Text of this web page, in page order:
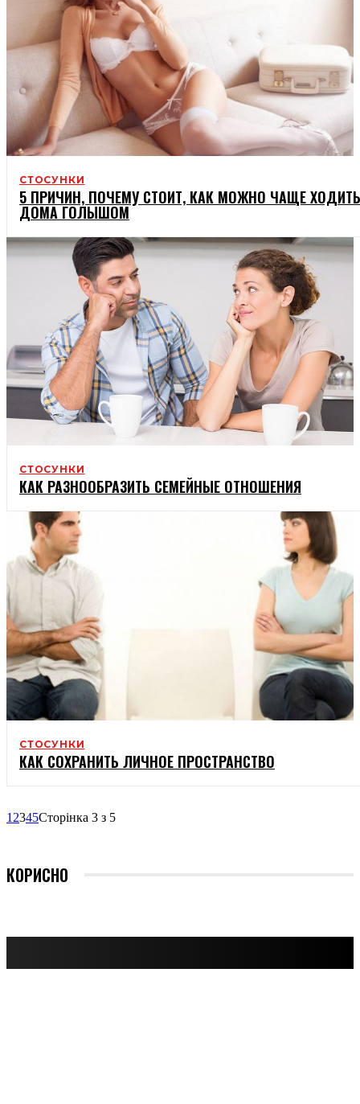
СТОСУНКИ
5 ПРИЧИН, ПОЧЕМУ СТОИТ, КАК МОЖНО ЧАЩЕ ХОДИТЬ
ДОМА ГОЛЫШОМ
СТОСУНКИ
КАК РАЗНООБРАЗИТЬ СЕМЕЙНЫЕ ОТНОШЕНИЯ
СТОСУНКИ
КАК СОХРАНИТЬ ЛИЧНОЕ ПРОСТРАНСТВО
1 2345Сторінка 3 з 5
КОРИСНО